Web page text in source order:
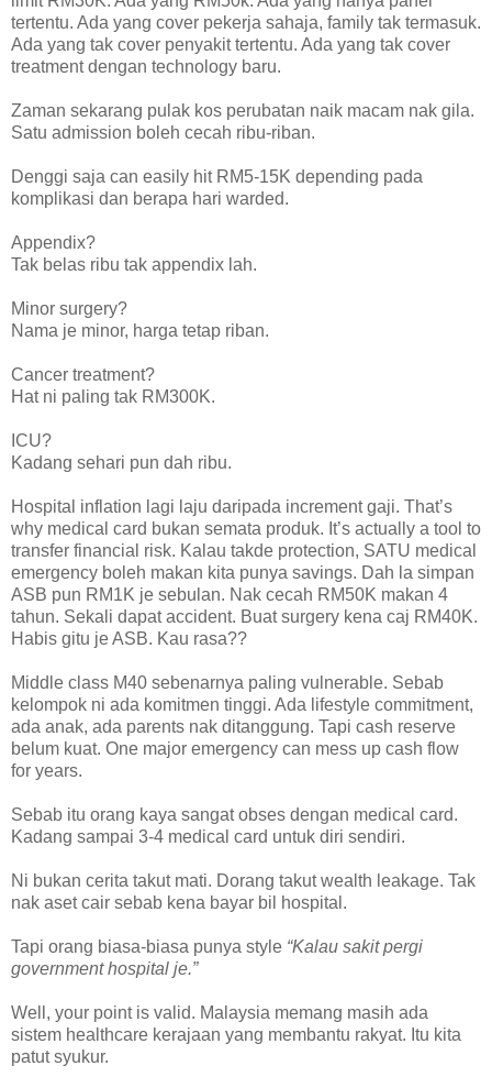
tertentu. Ada yang cover pekerja sahaja, family tak termasuk.
Ada yang tak cover penyakit tertentu. Ada yang tak cover
treatment dengan technology baru.
Zaman sekarang pulak kos perubatan naik macam nak gila.
Satu admission boleh cecah ribu-riban.
Denggi saja can easily hit RM5-15K depending pada
komplikasi dan berapa hari warded.
Appendix?
Tak belas ribu tak appendix lah.
Minor surgery?
Nama je minor, harga tetap riban.
Cancer treatment?
Hat ni paling tak RM300K.
ICU?
Kadang sehari pun dah ribu.
Hospital inflation lagi laju daripada increment gaji. That’s
why medical card bukan semata produk. It’s actually a tool to
transfer financial risk. Kalau takde protection, SATU medical
emergency boleh makan kita punya savings. Dah la simpan
ASB pun RM1K je sebulan. Nak cecah RM50K makan 4
tahun. Sekali dapat accident. Buat surgery kena caj RM40K.
Habis gitu je ASB. Kau rasa??
Middle class M40 sebenarnya paling vulnerable. Sebab
kelompok ni ada komitmen tinggi. Ada lifestyle commitment,
ada anak, ada parents nak ditanggung. Tapi cash reserve
belum kuat. One major emergency can mess up cash flow
for years.
Sebab itu orang kaya sangat obses dengan medical card.
Kadang sampai 3-4 medical card untuk diri sendiri.
Ni bukan cerita takut mati. Dorang takut wealth leakage. Tak
nak aset cair sebab kena bayar bil hospital.
Tapi orang biasa-biasa punya style “Kalau sakit pergi
government hospital je.”
Well, your point is valid. Malaysia memang masih ada
sistem healthcare kerajaan yang membantu rakyat. Itu kita
patut syukur.